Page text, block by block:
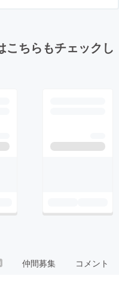
こちらもチェックし
仲間募集 コメント